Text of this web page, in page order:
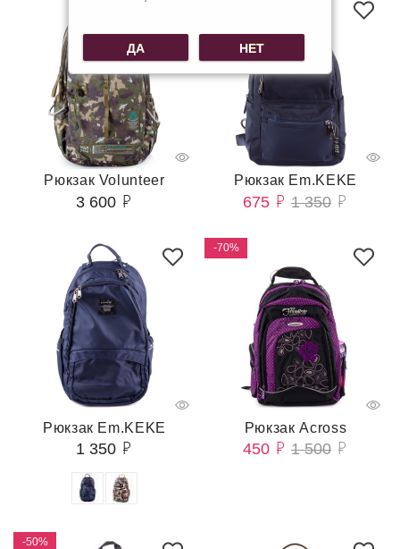
Рюкзак Volunteer
3 600
Рюкзак Em.KEKE
675 1 350
Рюкзак Em.KEKE
1 350
-70%
Рюкзак Across
450 1 500
-50%
ДА НЕТ